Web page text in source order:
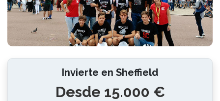
Invierte en Sheffield
Desde 15.000 €